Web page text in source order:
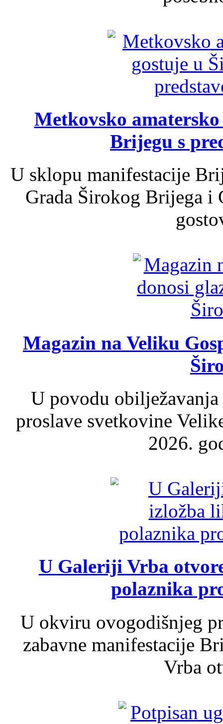
Metkovsko
Brijegu s
U sklopu manifestacije
Grada Širokog Brijega
Magazin na Veliku
U povodu
proslave svetkovine
2026.
U Galeriji Vrba
polaznika
U okviru ovogodišnjeg
zabavne manifestacije
Vrba